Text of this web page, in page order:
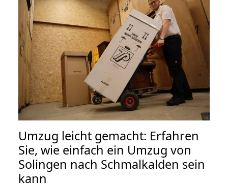
Umzug leicht gemacht: Erfahren
Sie, wie einfach ein Umzug von
Solingen nach Schmalkalden sein
kann